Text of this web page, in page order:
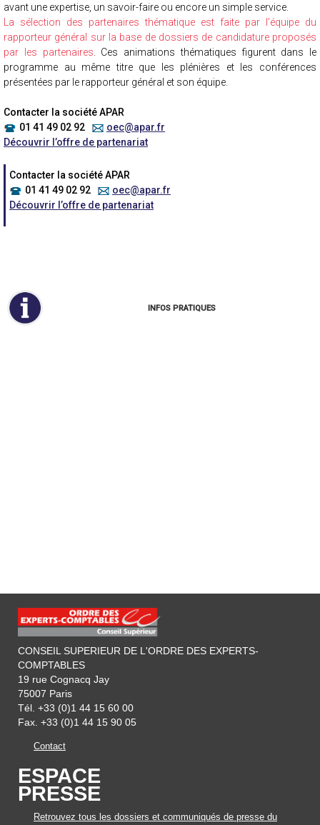
avant une expertise, un savoir-faire ou encore un simple service.
La sélection des partenaires thématique est faite par l’équipe du
rapporteur général sur la base de dossiers de candidature proposés
par les partenaires . Ces animations thématiques figurent dans le
programme au même titre que les plénières et les conférences
présentées par le rapporteur général et son équipe.
Contacter la société APAR
01 41 49 02 92
oec@apar.fr
Découvrir l’offre de partenariat
Contacter la société APAR
01 41 49 02 92
oec@apar.fr
Découvrir l’offre de partenariat
INFOS PRATIQUES
CONSEIL SUPERIEUR DE L'ORDRE DES EXPERTS-
COMPTABLES
19 rue Cognacq Jay
75007 Paris
Tél. +33 (0)1 44 15 60 00
Fax. +33 (0)1 44 15 90 05
Contact
ESPACE
PRESSE
Retrouvez tous les dossiers et communiqués de presse du